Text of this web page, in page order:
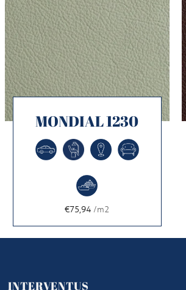
MONDIAL 1230
€75,94 /m2
INTERVENTUS